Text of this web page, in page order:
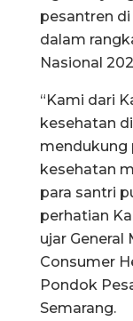
pesantren
dalam
Nasional
“Kami dari
kesehatan
mendukung
kesehatan
para santri
perhatian
ujar General
Consumer
Pondok
Semarang.